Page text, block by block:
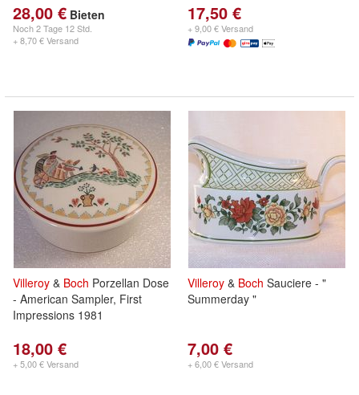
28,00 € Bieten
Noch2 Tage 12 Std.
+ 8,70 € Versand
17,50 €
+ 9,00 € Versand
Villeroy & Boch Porzellan Dose
- American Sampler, First
Impressions 1981
18,00 €
+ 5,00 € Versand
Villeroy & Boch Sauciere - "
Summerday "
7,00 €
+ 6,00 € Versand